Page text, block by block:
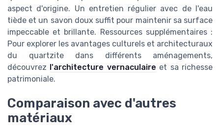
aspect d'origine. Un entretien régulier avec de l'eau
tiède et un savon doux suffit pour maintenir sa surface
impeccable et brillante. Ressources supplémentaires :
Pour explorer les avantages culturels et architecturaux
du quartzite dans différents aménagements,
découvrez l'architecture vernaculaire et sa richesse
patrimoniale.
Comparaison avec d'autres
matériaux